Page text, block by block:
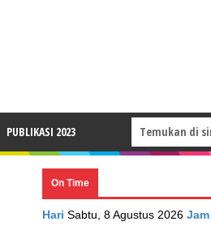
PUBLIKASI 2023
On Time
Hari Sabtu, 8 Agustus 2026 Jam